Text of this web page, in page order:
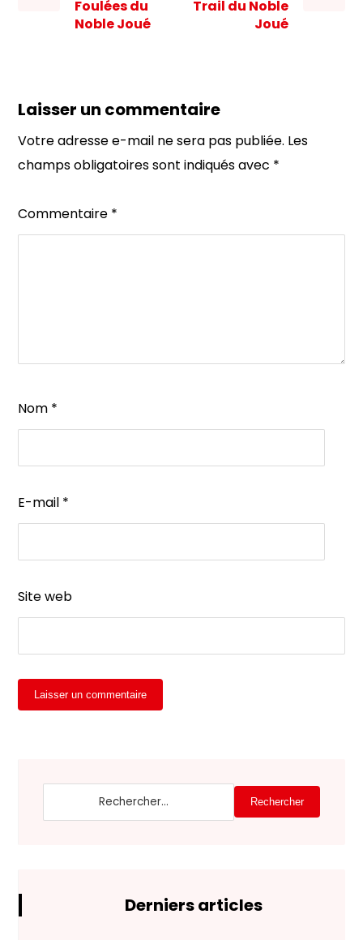
Foulées du
Noble Joué
Trail du Noble
Joué
Laisser un commentaire
Votre adresse e-mail ne sera pas publiée. Les
champs obligatoires sont indiqués avec *
Commentaire *
Nom *
E-mail *
Site web
Laisser un commentaire
Rechercher
Derniers articles